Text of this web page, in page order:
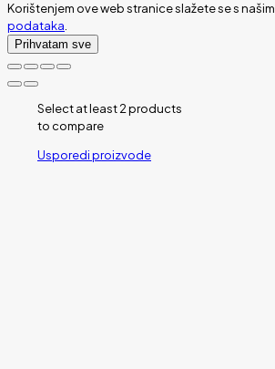
Korištenjem ove web stranice slažete se s našim
podataka.
Prihvatam sve
Select at least 2 products
to compare
Usporedi proizvode